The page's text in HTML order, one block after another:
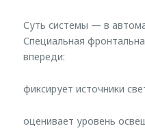
Суть системы — в
Специальная
впереди:
фиксирует источники
оценивает уровень